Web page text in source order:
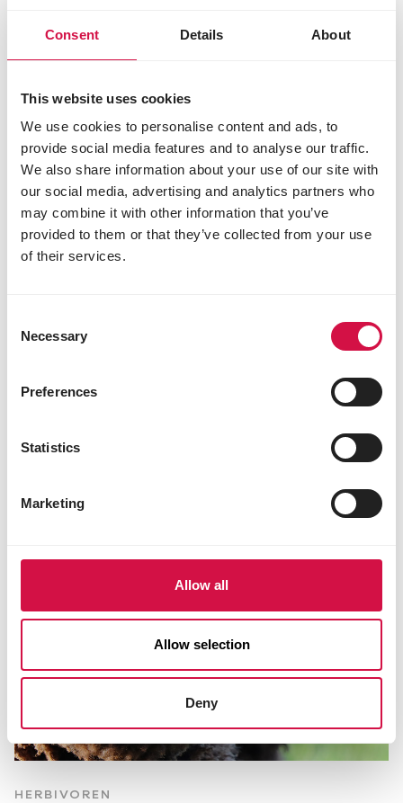
Consent Details About
This website uses cookies
We use cookies to personalise content and ads, to
provide social media features and to analyse our traffic.
We also share information about your use of our site with
our social media, advertising and analytics partners who
may combine it with other information that you’ve
provided to them or that they’ve collected from your use
of their services.
Selection
Necessary
Preferences
Statistics
Marketing
Allow all
Allow selection
Deny
Diese Seite Teilen
HERBIVOREN